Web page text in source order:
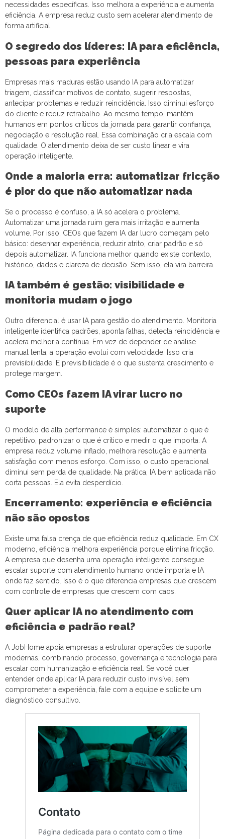
necessidades específicas. Isso melhora a experiência e aumenta
eficiência. A empresa reduz custo sem acelerar atendimento de
forma artificial.
O segredo dos líderes: IA para eficiência,
pessoas para experiência
Empresas mais maduras estão usando IA para automatizar
triagem, classificar motivos de contato, sugerir respostas,
antecipar problemas e reduzir reincidência. Isso diminui esforço
do cliente e reduz retrabalho. Ao mesmo tempo, mantêm
humanos em pontos críticos da jornada para garantir confiança,
negociação e resolução real. Essa combinação cria escala com
qualidade. O atendimento deixa de ser custo linear e vira
operação inteligente.
Onde a maioria erra: automatizar fricção
é pior do que não automatizar nada
Se o processo é confuso, a IA só acelera o problema.
Automatizar uma jornada ruim gera mais irritação e aumenta
volume. Por isso, CEOs que fazem IA dar lucro começam pelo
básico: desenhar experiência, reduzir atrito, criar padrão e só
depois automatizar. IA funciona melhor quando existe contexto,
histórico, dados e clareza de decisão. Sem isso, ela vira barreira.
IA também é gestão: visibilidade e
monitoria mudam o jogo
Outro diferencial é usar IA para gestão do atendimento. Monitoria
inteligente identifica padrões, aponta falhas, detecta reincidência e
acelera melhoria contínua. Em vez de depender de análise
manual lenta, a operação evolui com velocidade. Isso cria
previsibilidade. E previsibilidade é o que sustenta crescimento e
protege margem.
Como CEOs fazem IA virar lucro no
suporte
O modelo de alta performance é simples: automatizar o que é
repetitivo, padronizar o que é crítico e medir o que importa. A
empresa reduz volume inflado, melhora resolução e aumenta
satisfação com menos esforço. Com isso, o custo operacional
diminui sem perda de qualidade. Na prática, IA bem aplicada não
corta pessoas. Ela evita desperdício.
Encerramento: experiência e eficiência
não são opostos
Existe uma falsa crença de que eficiência reduz qualidade. Em CX
moderno, eficiência melhora experiência porque elimina fricção.
A empresa que desenha uma operação inteligente consegue
escalar suporte com atendimento humano onde importa e IA
onde faz sentido. Isso é o que diferencia empresas que crescem
com controle de empresas que crescem com caos.
Quer aplicar IA no atendimento com
eficiência e padrão real?
A JobHome apoia empresas a estruturar operações de suporte
modernas, combinando processo, governança e tecnologia para
escalar com humanização e eficiência real. Se você quer
entender onde aplicar IA para reduzir custo invisível sem
comprometer a experiência, fale com a equipe e solicite um
diagnóstico consultivo.